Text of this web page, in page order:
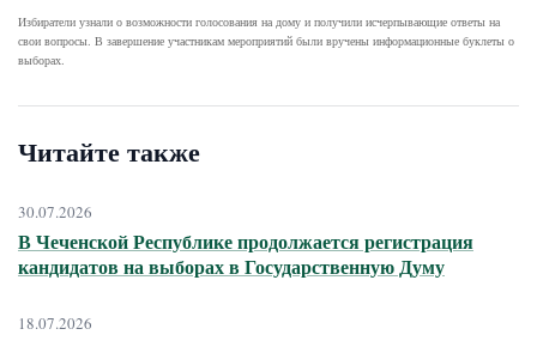
Избиратели узнали о возможности голосования на дому и получили исчерпывающие ответы на
свои вопросы. В завершение участникам мероприятий были вручены информационные буклеты о
выборах.
Читайте также
30.07.2026
В Чеченской Республике продолжается регистрация
кандидатов на выборах в Государственную Думу
18.07.2026